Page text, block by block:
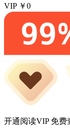
VIP ￥0
开通阅读VIP 免费